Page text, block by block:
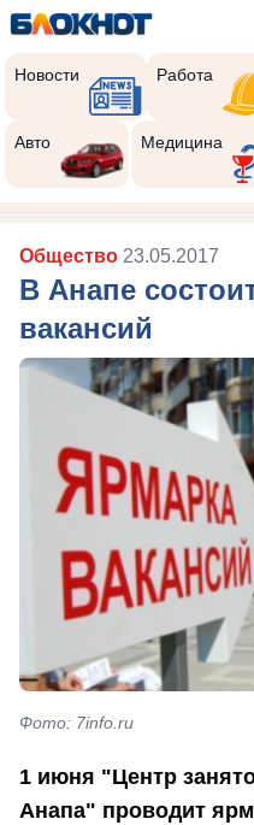
Новости Работа
Авто Медицина
Общество 23.05.2017
В Анапе
вакансий
Фото: 7info.ru
1 июня "Центр
Анапа" проводит